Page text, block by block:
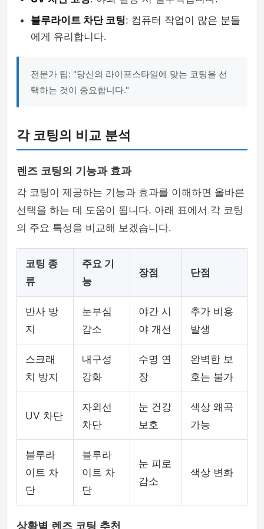
블루라이트 차단 코팅: 컴퓨터 작업이 많은 분들
에게 유리합니다.
전문가 팁: "당신의 라이프스타일에 맞는 코팅을 선
택하는 것이 중요합니다."
각 코팅의 비교 분석
렌즈 코팅의 기능과 효과
각 코팅이 제공하는 기능과 효과를 이해하면 올바른
선택을 하는 데 도움이 됩니다. 아래 표에서 각 코팅
의 주요 특성을 비교해 보겠습니다.
코팅 종
류
주요 기
능
장점 단점
반사 방
지
눈부심
감소
야간 시
야 개선
추가 비용
발생
스크래
치 방지
내구성
강화
수명 연
장
완벽한 보
호는 불가
UV 차단
자외선
차단
눈 건강
보호
색상 왜곡
가능
블루라
이트 차
단
블루라
이트 차
단
눈 피로
감소
색상 변화
상황별 렌즈 코팅 추천